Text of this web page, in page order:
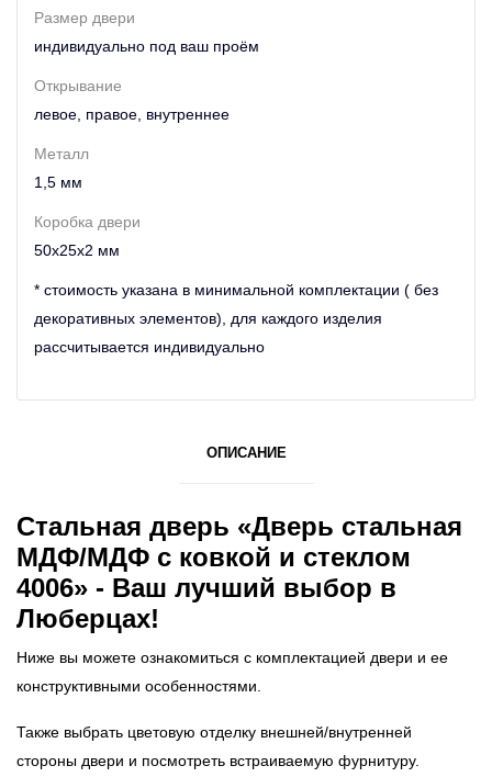
Размер двери
индивидуально под ваш проём
Открывание
левое, правое, внутреннее
Металл
1,5 мм
Коробка двери
50х25х2 мм
* стоимость указана в минимальной комплектации ( без
декоративных элементов), для каждого изделия
рассчитывается индивидуально
ОПИСАНИЕ
Стальная дверь «Дверь стальная
МДФ/МДФ с ковкой и стеклом
4006» - Ваш лучший выбор в
Люберцах!
Ниже вы можете ознакомиться с комплектацией двери и ее
конструктивными особенностями.
Также выбрать цветовую отделку внешней/внутренней
стороны двери и посмотреть встраиваемую фурнитуру.